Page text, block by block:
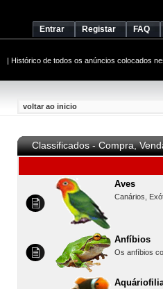
Entrar Registar FAQ
| Histórico de todos os anúncios colocados
voltar ao inicio
Classificados - Compra,
Aves
Canários,
Anfíbios
Os anfíbios